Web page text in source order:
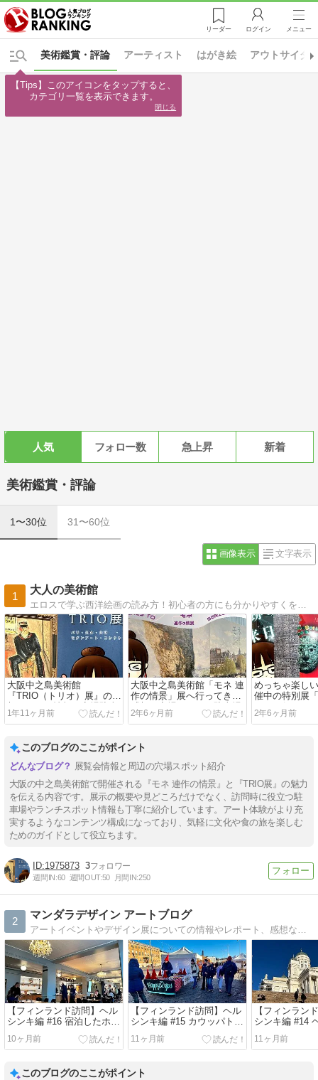
リーダー ログイン メニュー
アーティスト はがき絵 アウトサイダ
美術鑑賞・評論
人気 フォロー数 急上昇 新着
美術鑑賞・評論
1〜30位 31〜60位
画像表示 文字表示
1
大人の美術館
大阪中之島美術館
『TRIO（トリオ）展』の感
想！ランチ情報や穴場駐車
場情報も紹介します。
1年11ヶ月前
大阪中之島美術館「モネ 連
作の情景」展へ行ってきた
感想！穴場ランチや駐車場
情報も紹介します
2年6ヶ月前
めっちゃ楽し
催中の特別展
コ」に行って
ポート
2年6ヶ月前
このブログのここがポイント
展覧会情報と周辺の穴場スポット紹介
大阪の中之島美術館で開催される『モネ 連作の情景』と『TRIO展』の魅力
を伝える内容です。展示の概要や見どころだけでなく、訪問時に役立つ駐
車場やランチスポット情報も丁寧に紹介しています。アート体験がより充
実するようなコンテンツ構成になっており、気軽に文化や食の旅を楽しむ
ためのガイドとして役立ちます。
1975873 3
週間IN:60 週間OUT:50 月間IN:250
2
マンダラデザイン アートブログ
アートイベントやデザイン展についての情報やレポート、感想など。「千年曼荼羅」を運営する東京在住ウェブデザイナーが書いています。
【フィンランド訪問】ヘル
シンキ編 #16 宿泊したホテ
ルアーサー（Hotel Arthur,
Helsinki）は歴史的建築物
10ヶ月前
【フィンランド訪問】ヘル
シンキ編 #15 カウッパトリ
市場（Kauppatori / Market
Square）でハンドメイド石
11ヶ月前
【フィンラン
シンキ編 #14
秀麗なシンボ
大聖堂（
11ヶ月前
このブログのここがポイント
【Tips】このアイコンをタップすると、
カテゴリ一覧を表示できます。
閉じる